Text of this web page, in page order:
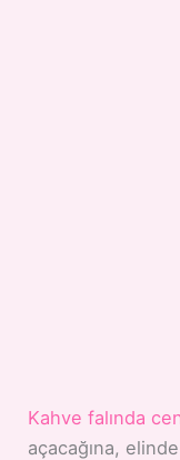
Kahve falında
açacağına,